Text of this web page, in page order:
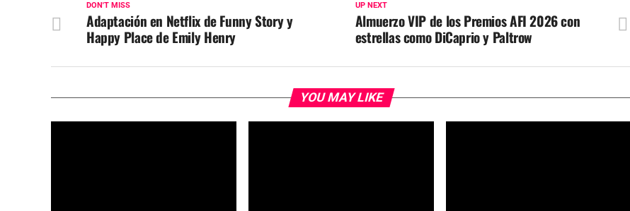
UP NEXT
Almuerzo VIP de los Premios AFI 2026 con
estrellas como DiCaprio y Paltrow
DON'T MISS
Adaptación en Netflix de Funny Story y
Happy Place de Emily Henry
YOU MAY LIKE